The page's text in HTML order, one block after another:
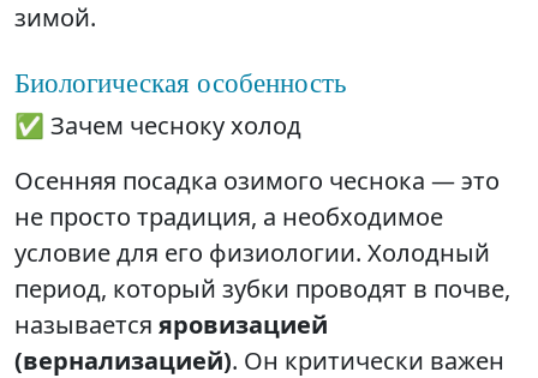
зимой.
Биологическая особенность
✅ Зачем чесноку холод
Осенняя посадка озимого чеснока — это
не просто традиция, а необходимое
условие для его физиологии. Холодный
период, который зубки проводят в почве,
называется яровизацией
(вернализацией). Он критически важен